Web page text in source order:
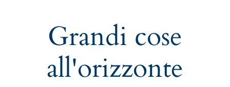
Grandi cose
all'orizzonte